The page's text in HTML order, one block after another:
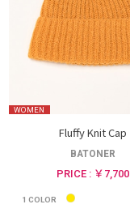
WOMEN
Fluffy Knit Cap
BATONER
PRICE : ￥7,700
1 COLOR